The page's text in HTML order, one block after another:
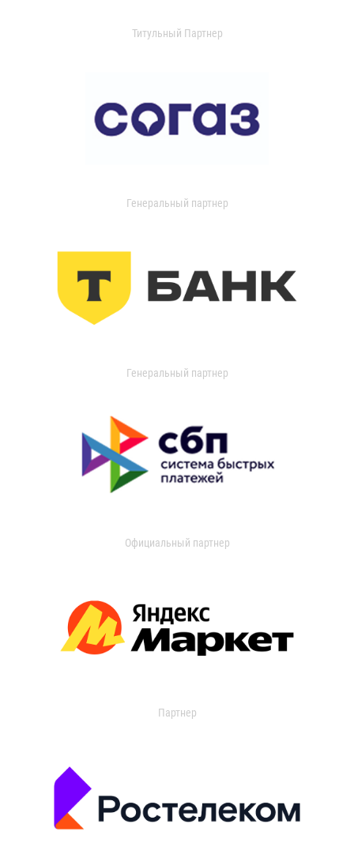
Титульный Партнер
Генеральный партнер
Генеральный партнер
Официальный партнер
Партнер